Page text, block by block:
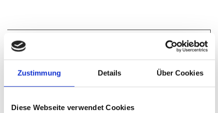
Zustimmung Details Über Cookies
Diese Webseite verwendet Cookies
KONTAKT ZUR TISCHLEREI
TRUMP